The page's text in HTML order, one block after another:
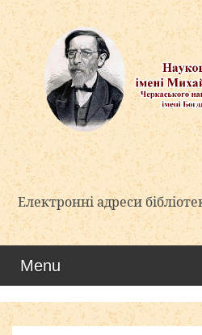
адреси бібліотеки:
Menu